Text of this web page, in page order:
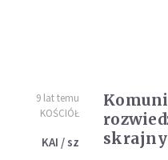
9 lat temu
KOŚCIÓŁ
KAI / sz